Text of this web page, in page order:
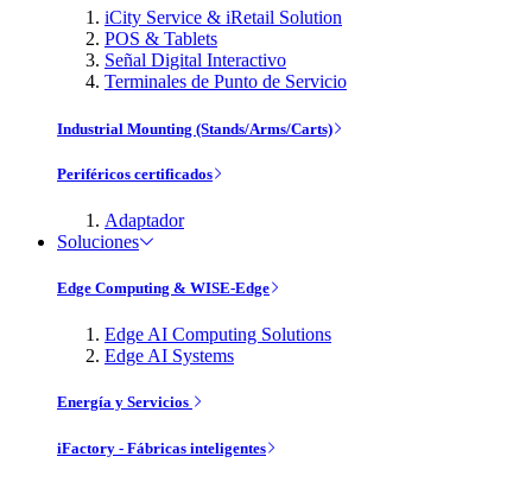
iCity Service & iRetail Solution
POS & Tablets
Señal Digital Interactivo
Terminales de Punto de Servicio
Industrial Mounting (Stands/Arms/Carts)
Periféricos certificados
Adaptador
Soluciones
Edge Computing & WISE-Edge
Edge AI Computing Solutions
Edge AI Systems
Energía y Servicios
iFactory - Fábricas inteligentes